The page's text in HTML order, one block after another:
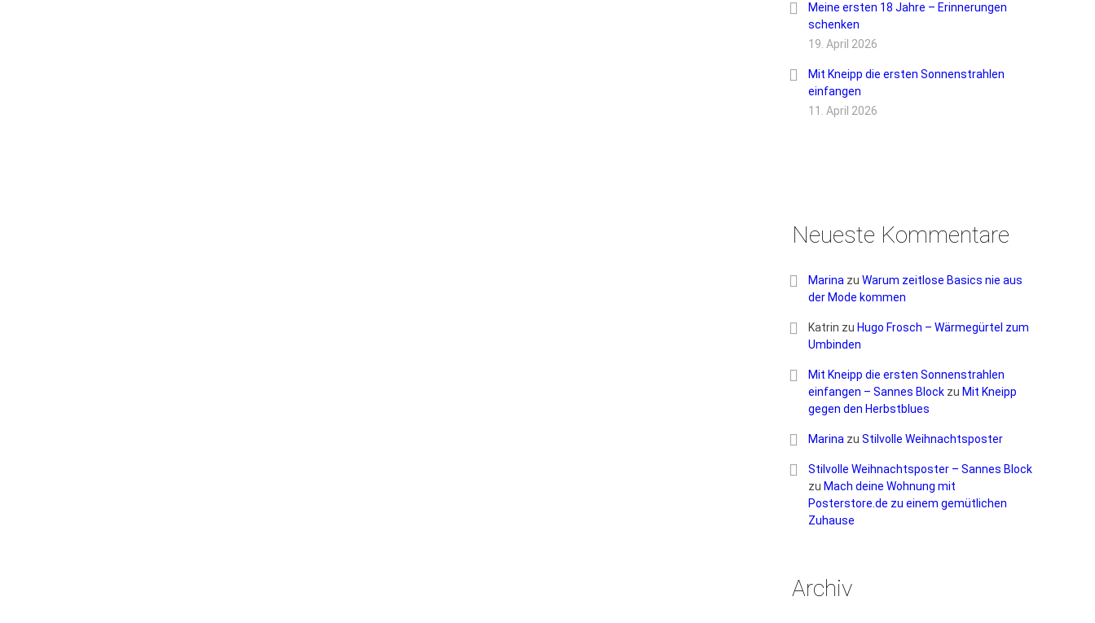
Meine ersten 18 Jahre – Erinnerungen
schenken
19. April 2026
Mit Kneipp die ersten Sonnenstrahlen
einfangen
11. April 2026
Neueste Kommentare
Marina zu Warum zeitlose Basics nie aus
der Mode kommen
Katrin zu Hugo Frosch – Wärmegürtel zum
Umbinden
Mit Kneipp die ersten Sonnenstrahlen
einfangen – Sannes Block zu Mit Kneipp
gegen den Herbstblues
Marina zu Stilvolle Weihnachtsposter
Stilvolle Weihnachtsposter – Sannes Block
zu Mach deine Wohnung mit
Posterstore.de zu einem gemütlichen
Zuhause
Archiv